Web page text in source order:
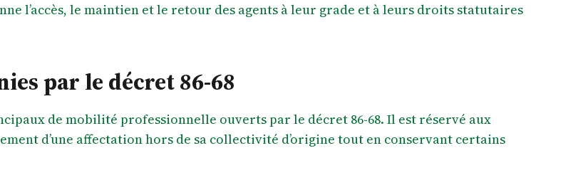
l’accès, le maintien et le retour des agents à leur grade et à leurs droits statutaires
par le décret 86-68
de mobilité professionnelle ouverts par le décret 86-68. Il est réservé aux
d’une affectation hors de sa collectivité d’origine tout en conservant certains